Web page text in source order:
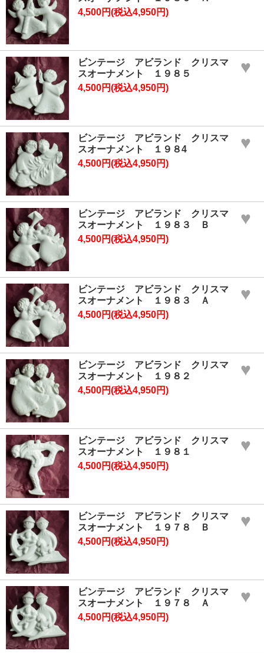
4,500円(税込4,950円)
♥
ビンテージ アビランド クリスマ
スオーナメント １９８５
4,500円(税込4,950円)
♥
ビンテージ アビランド クリスマ
スオーナメント １９８4
4,500円(税込4,950円)
♥
ビンテージ アビランド クリスマ
スオーナメント １９８３ Ｂ
4,500円(税込4,950円)
♥
ビンテージ アビランド クリスマ
スオーナメント １９８３ Ａ
4,500円(税込4,950円)
♥
ビンテージ アビランド クリスマ
スオーナメント １９８２
4,500円(税込4,950円)
♥
ビンテージ アビランド クリスマ
スオーナメント １９８１
4,500円(税込4,950円)
♥
ビンテージ アビランド クリスマ
スオーナメント １９７８ Ｂ
4,500円(税込4,950円)
♥
ビンテージ アビランド クリスマ
スオーナメント １９７８ Ａ
4,500円(税込4,950円)